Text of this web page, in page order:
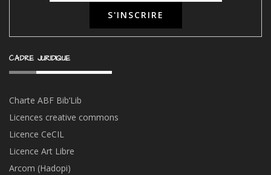
CADRE JURIDIQUE
Charte ABF Bib’Lib
Licences creative commons
Licence CeCIL
Licence Art Libre
Arcom (Hadopi)